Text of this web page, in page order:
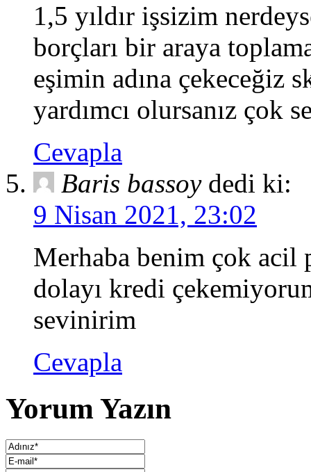
1,5 yıldır işsizim
borçları bir araya
eşimin adına çekeceğiz
yardımcı olursanız çok
Cevapla
Baris bassoy dedi ki:
9 Nisan 2021, 23:02
Merhaba benim çok acil
dolayı kredi
sevinirim
Cevapla
Yorum Yazın